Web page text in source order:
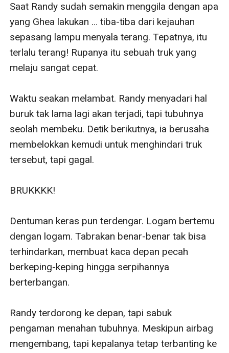
Saat Randy sudah semakin menggila dengan apa
yang Ghea lakukan … tiba-tiba dari kejauhan
sepasang lampu menyala terang. Tepatnya, itu
terlalu terang! Rupanya itu sebuah truk yang
melaju sangat cepat.
Waktu seakan melambat. Randy menyadari hal
buruk tak lama lagi akan terjadi, tapi tubuhnya
seolah membeku. Detik berikutnya, ia berusaha
membelokkan kemudi untuk menghindari truk
tersebut, tapi gagal.
BRUKKKK!
Dentuman keras pun terdengar. Logam bertemu
dengan logam. Tabrakan benar-benar tak bisa
terhindarkan, membuat kaca depan pecah
berkeping-keping hingga serpihannya
berterbangan.
Randy terdorong ke depan, tapi sabuk
pengaman menahan tubuhnya. Meskipun airbag
mengembang, tapi kepalanya tetap terbanting ke